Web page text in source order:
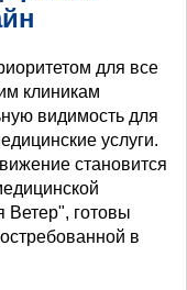
для все
клиникам
видимость для
услуги.
становится
Ветер", готовы
в